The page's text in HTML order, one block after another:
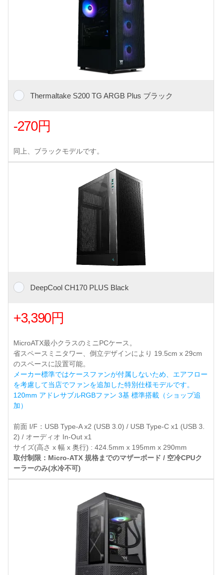
Thermaltake S200 TG ARGB Plus ブラック
-270円
同上、ブラックモデルです。
DeepCool CH170 PLUS Black
+3,390円
MicroATX最小クラスのミニPCケース。
省スペースミニタワー、倒立デザインにより 19.5cm x 29cm
のスペースに設置可能。
メーカー標準ではケースファンが付属しないため、エアフロー
を考慮して当店でファンを追加した特別仕様モデルです。
120mm アドレサブルRGBファン 3基 標準搭載（ショップ追
加）
前面 I/F：USB Type-A x2 (USB 3.0) / USB Type-C x1 (USB 3.
2) / オーディオ In-Out x1
サイズ(高さ x 幅 x 奥行) : 424.5mm x 195mm x 290mm
取付制限：Micro-ATX 規格までのマザーボード / 空冷CPUク
ーラーのみ(水冷不可)